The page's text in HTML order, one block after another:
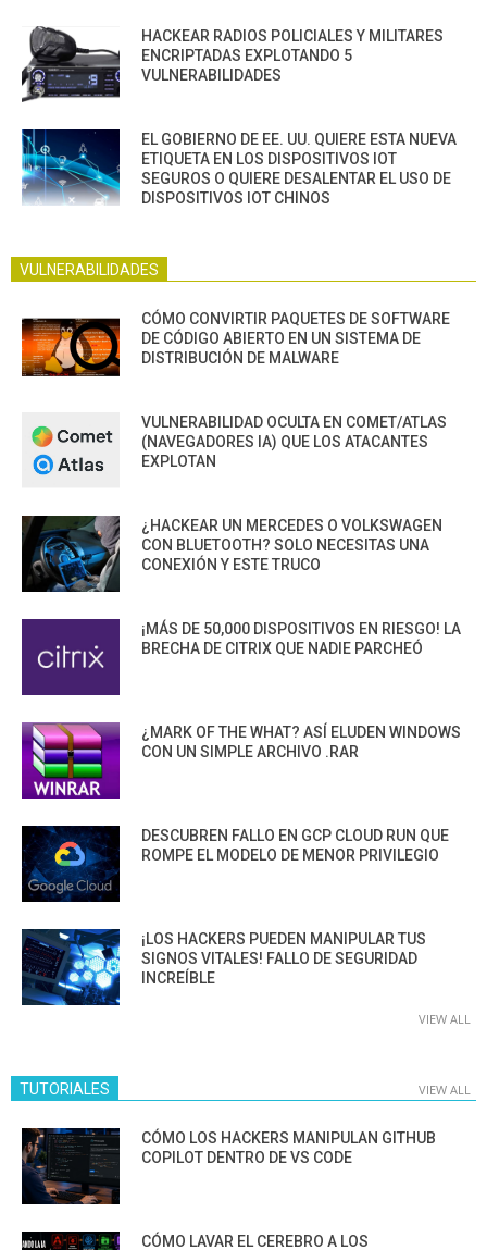
HACKEAR RADIOS POLICIALES Y MILITARES
ENCRIPTADAS EXPLOTANDO 5
VULNERABILIDADES
EL GOBIERNO DE EE. UU. QUIERE ESTA NUEVA
ETIQUETA EN LOS DISPOSITIVOS IOT
SEGUROS O QUIERE DESALENTAR EL USO DE
DISPOSITIVOS IOT CHINOS
VULNERABILIDADES
CÓMO CONVIRTIR PAQUETES DE SOFTWARE
DE CÓDIGO ABIERTO EN UN SISTEMA DE
DISTRIBUCIÓN DE MALWARE
VULNERABILIDAD OCULTA EN COMET/ATLAS
(NAVEGADORES IA) QUE LOS ATACANTES
EXPLOTAN
¿HACKEAR UN MERCEDES O VOLKSWAGEN
CON BLUETOOTH? SOLO NECESITAS UNA
CONEXIÓN Y ESTE TRUCO
¡MÁS DE 50,000 DISPOSITIVOS EN RIESGO! LA
BRECHA DE CITRIX QUE NADIE PARCHEÓ
¿MARK OF THE WHAT? ASÍ ELUDEN WINDOWS
CON UN SIMPLE ARCHIVO .RAR
DESCUBREN FALLO EN GCP CLOUD RUN QUE
ROMPE EL MODELO DE MENOR PRIVILEGIO
¡LOS HACKERS PUEDEN MANIPULAR TUS
SIGNOS VITALES! FALLO DE SEGURIDAD
INCREÍBLE
VIEW ALL
TUTORIALES VIEW ALL
CÓMO LOS HACKERS MANIPULAN GITHUB
COPILOT DENTRO DE VS CODE
CÓMO LAVAR EL CEREBRO A LOS